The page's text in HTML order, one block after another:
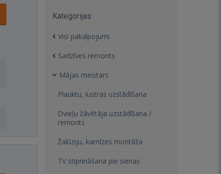
Kategorijas
Visi pakalpojumi
Sadzīves remonts
Mājas meistars
Plauktu, lustras uzstādīšana
Dvieļu žāvētāja uzstādīšana /
remonts
Žalūziju, karnīzes montāža
TV stiprināšana pie sienas